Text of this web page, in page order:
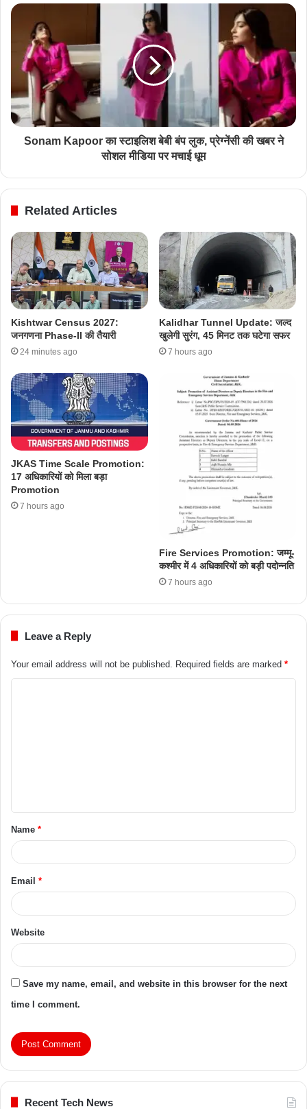
Sonam Kapoor का स्टाइलिश बेबी बंप लुक, प्रेग्नेंसी की खबर ने
सोशल मीडिया पर मचाई धूम
Related Articles
Kishtwar Census 2027:
जनगणना Phase-II की तैयारी
24 minutes ago
Kalidhar Tunnel Update: जल्द
खुलेगी सुरंग, 45 मिनट तक घटेगा सफर
7 hours ago
JKAS Time Scale Promotion:
17 अधिकारियों को मिला बड़ा
Promotion
7 hours ago
Fire Services Promotion: जम्मू-
कश्मीर में 4 अधिकारियों को बड़ी पदोन्नति
7 hours ago
Leave a Reply
Your email address will not be published. Required fields are marked *
Name *
Email *
Website
Save my name, email, and website in this browser for the next
time I comment.
Recent Tech News